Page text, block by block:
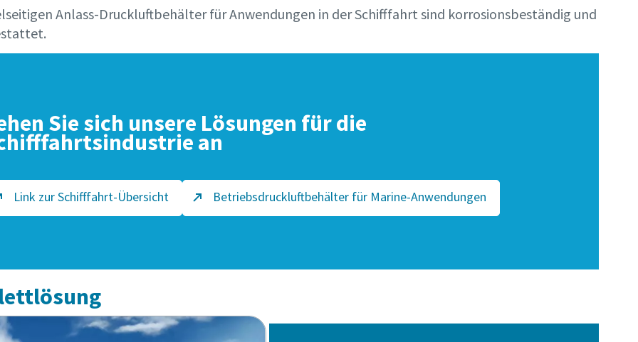
Anlass-Druckluftbehälter für Anwendungen in der Schifffahrt sind korrosionsbeständig und
Sie sich unsere Lösungen für die
an
Link zur Schifffahrt-Übersicht Betriebsdruckluftbehälter für Marine-Anwendungen